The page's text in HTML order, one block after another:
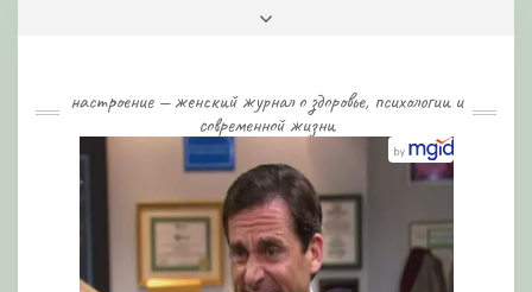
настроение — женский журнал о здоровье, психологии и
современной жизни